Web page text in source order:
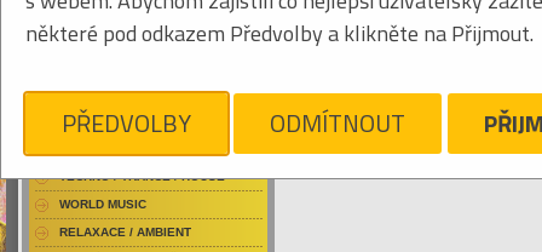
Je nám líto, ale pro daný žánr/kategorii
RAP / HIP HOP DOMÁCÍ
RAP / HIP HOP ZAHRANIČNÍ
DVD / HUDBA
PUNK / HARDCORE
TECHNO / TRANCE / HOUSE
WORLD MUSIC
RELAXACE / AMBIENT
některé pod odkazem Předvolby a klikněte na Přijmout.
PŘEDVOLBY ODMÍTNOUT